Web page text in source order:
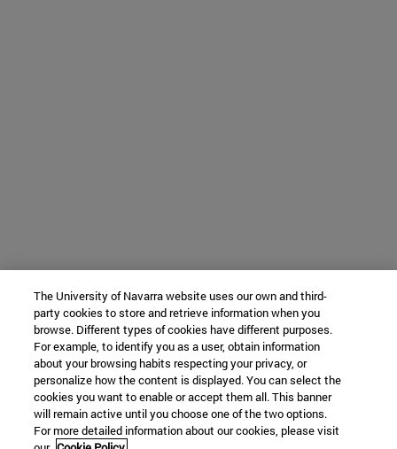
The University of Navarra website uses our own and third-
party cookies to store and retrieve information when you
browse. Different types of cookies have different purposes.
For example, to identify you as a user, obtain information
about your browsing habits respecting your privacy, or
personalize how the content is displayed. You can select the
cookies you want to enable or accept them all. This banner
will remain active until you choose one of the two options.
For more detailed information about our cookies, please visit